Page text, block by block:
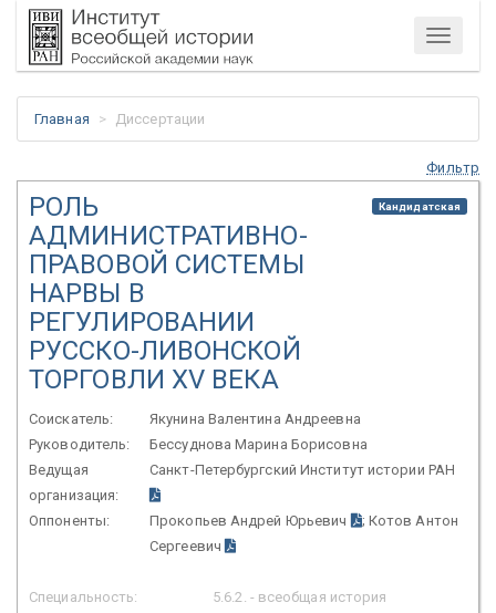
Меню
Главная Диссертации
Фильтр
РОЛЬ
АДМИНИСТРАТИВНО-
ПРАВОВОЙ СИСТЕМЫ
НАРВЫ В
РЕГУЛИРОВАНИИ
РУССКО-ЛИВОНСКОЙ
ТОРГОВЛИ XV ВЕКА
Кандидатская
Соискатель:
Якунина Валентина Андреевна
Руководитель:
Бессуднова Марина Борисовна
Ведущая
организация:
Санкт-Петербургский Институт истории РАН
Оппоненты: Прокопьев Андрей Юрьевич
; Котов Антон
Сергеевич
Специальность:
5.6.2. - всеобщая история